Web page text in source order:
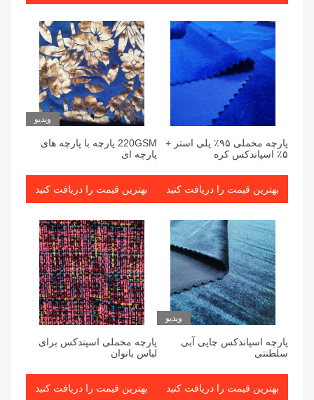
پارچه مخملی ۹۵٪ پلی استر +
۵٪ اسپاندکس کره
بهترین قیمت را دریافت کنید
ویدیو
220GSM پارچه با پارچه های
پارچه ای
بهترین قیمت را دریافت کنید
ویدیو
پارچه اسپاندکس چاپی آبی
سلطنتی
بهترین قیمت را دریافت کنید
پارچه مخملی اسپندکس برای
لباس بانوان
بهترین قیمت را دریافت کنید